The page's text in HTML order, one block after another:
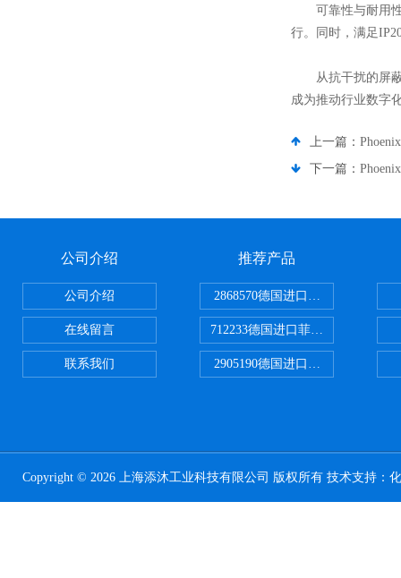
可靠性与耐用性
行。同时，满足
从抗干扰的屏蔽
成为推动行业数字
上一篇：
下一篇：
公司介绍
公司介绍
在线留言
联系我们
推荐产品
2868570德国进口菲尼克斯电源
712233德国进口菲尼克斯断路器
2905190德国进口菲尼克斯继电器
Copyright © 2026 上海添沐工业科技有限公司 版权所有 技术支持：